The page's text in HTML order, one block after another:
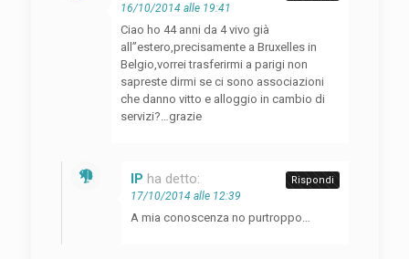
16/10/2014 alle 19:41
Ciao ho 44 anni da 4 vivo già
all”estero,precisamente a Bruxelles in
Belgio,vorrei trasferirmi a parigi non
sapreste dirmi se ci sono associazioni
che danno vitto e alloggio in cambio di
servizi?…grazie
IP ha detto:
17/10/2014 alle 12:39
A mia conoscenza no purtroppo…
Rispondi